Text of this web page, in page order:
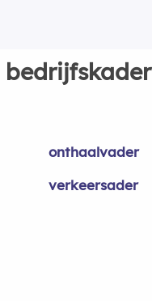
bedrijfskader
onthaalvader
verkeersader